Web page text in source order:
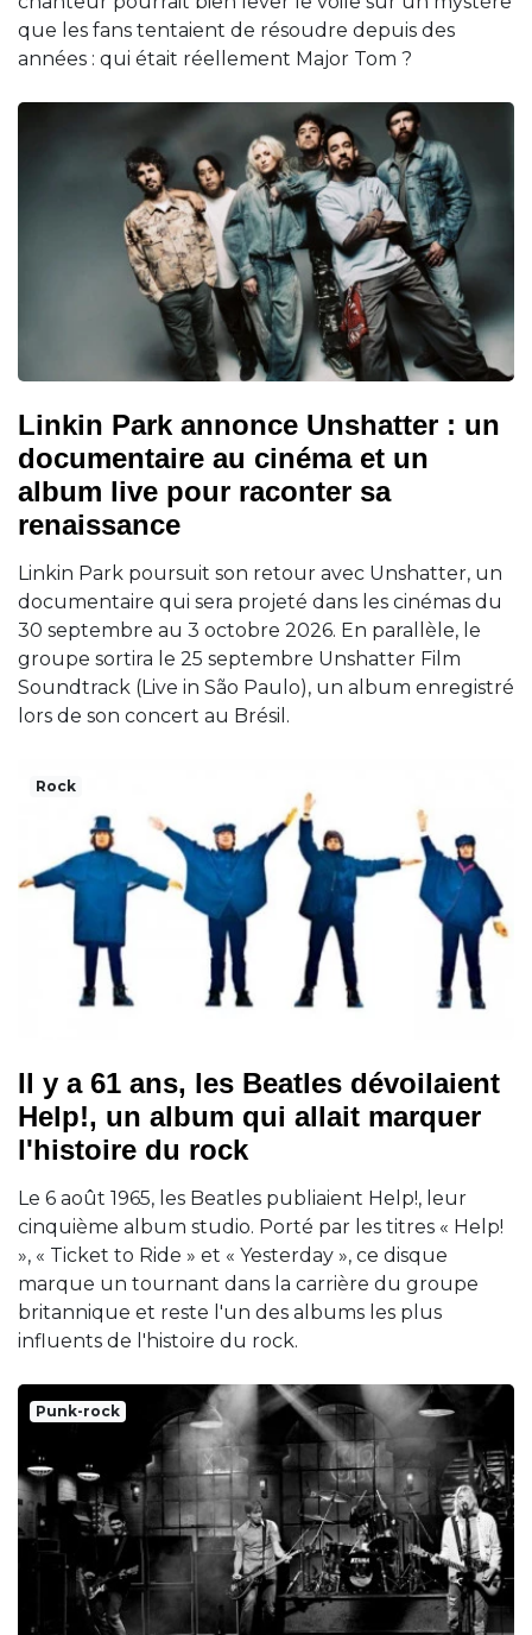
que les fans tentaient de résoudre depuis des
années : qui était réellement Major Tom ?
Linkin Park annonce Unshatter : un
documentaire au cinéma et un
album live pour raconter sa
renaissance
Linkin Park poursuit son retour avec Unshatter, un
documentaire qui sera projeté dans les cinémas du
30 septembre au 3 octobre 2026. En parallèle, le
groupe sortira le 25 septembre Unshatter Film
Soundtrack (Live in São Paulo), un album enregistré
lors de son concert au Brésil.
Rock
Il y a 61 ans, les Beatles dévoilaient
Help!, un album qui allait marquer
l'histoire du rock
Le 6 août 1965, les Beatles publiaient Help!, leur
cinquième album studio. Porté par les titres « Help!
», « Ticket to Ride » et « Yesterday », ce disque
marque un tournant dans la carrière du groupe
britannique et reste l'un des albums les plus
influents de l'histoire du rock.
Punk-rock